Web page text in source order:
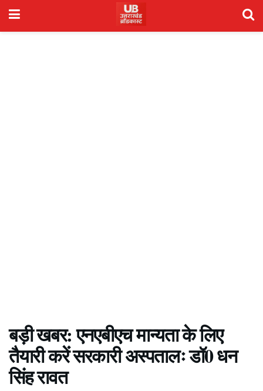
बड़ी खबर: एनएबीएच मान्यता के लिए
तैयारी करें सरकारी अस्पतालः डॉ0 धन
सिंह रावत